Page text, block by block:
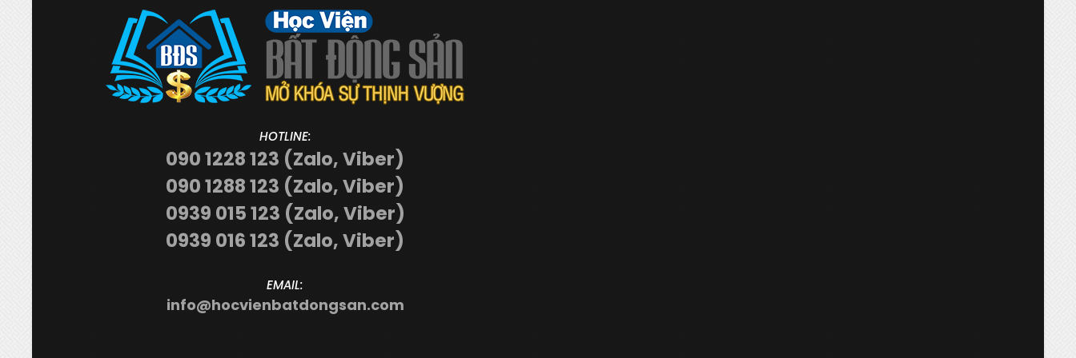
HOTLINE:
090 1228 123 (Zalo, Viber)
090 1288 123 (Zalo, Viber)
0939 015 123 (Zalo, Viber)
0939 016 123 (Zalo, Viber)
EMAIL:
info@hocvienbatdongsan.com